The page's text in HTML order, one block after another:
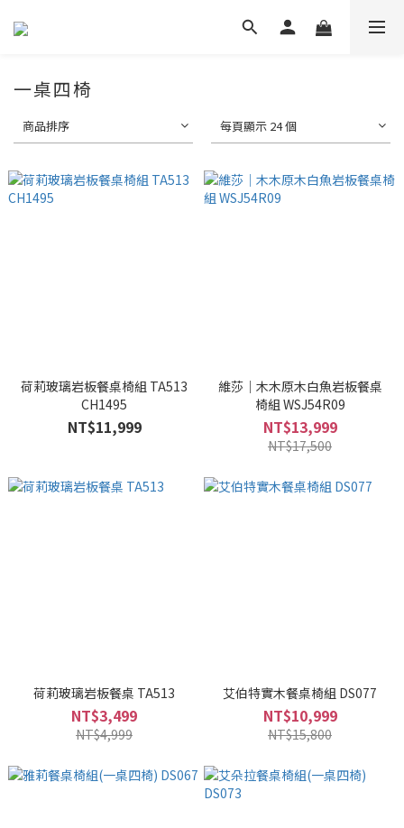
一桌四椅
商品排序 每頁顯示 24 個
荷莉玻璃岩板餐桌椅組 TA513
CH1495
NT$11,999
維莎｜木木原木白魚岩板餐桌
椅組 WSJ54R09
NT$13,999
NT$17,500
荷莉玻璃岩板餐桌 TA513
NT$3,499
NT$4,999
艾伯特實木餐桌椅組 DS077
NT$10,999
NT$15,800